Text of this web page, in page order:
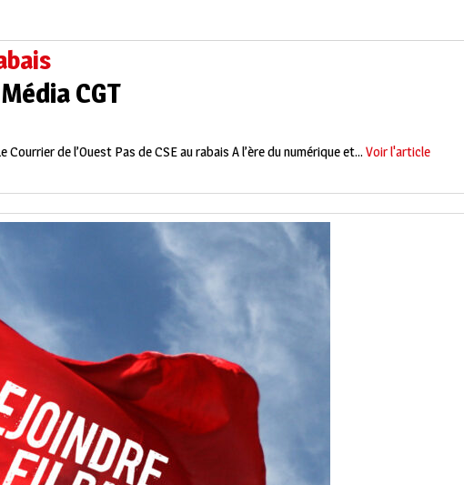
CGT
de l’Ouest Pas de CSE au rabais A l’ère du numérique et... Voir l'article